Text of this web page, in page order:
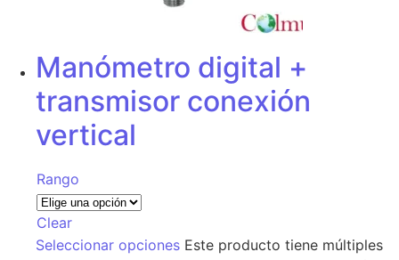
Manómetro digital +
transmisor conexión
vertical
Rango
Clear
Seleccionar opciones Este producto tiene múltiples